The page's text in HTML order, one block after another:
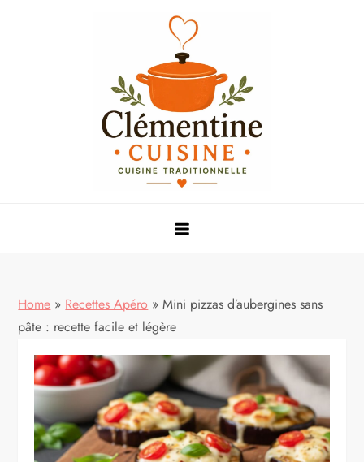
Home » Recettes Apéro » Mini pizzas d’aubergines sans
pâte : recette facile et légère